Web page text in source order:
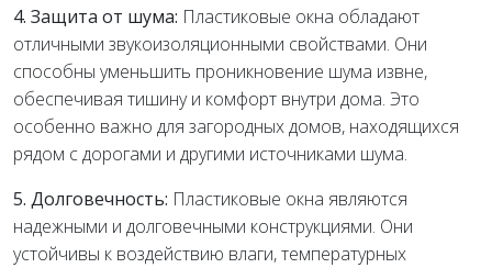
4. Защита от шума: Пластиковые окна обладают
отличными звукоизоляционными свойствами. Они
способны уменьшить проникновение шума извне,
обеспечивая тишину и комфорт внутри дома. Это
особенно важно для загородных домов, находящихся
рядом с дорогами и другими источниками шума.
5. Долговечность: Пластиковые окна являются
надежными и долговечными конструкциями. Они
устойчивы к воздействию влаги, температурных